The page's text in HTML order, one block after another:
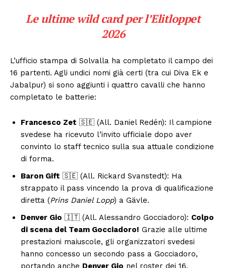
Le ultime wild card per l’Elitloppet
2026
L’ufficio stampa di Solvalla ha completato il campo dei
16 partenti. Agli undici nomi già certi (tra cui Diva Ek e
Jabalpur) si sono aggiunti i quattro cavalli che hanno
completato le batterie:
Francesco Zet 🇸🇪 (All. Daniel Redén): Il campione
svedese ha ricevuto l’invito ufficiale dopo aver
convinto lo staff tecnico sulla sua attuale condizione
di forma.
Baron Gift 🇸🇪 (All. Rickard Svanstedt): Ha
strappato il pass vincendo la prova di qualificazione
diretta (Prins Daniel Lopp) a Gävle.
Denver Gio 🇮🇹 (All. Alessandro Gocciadoro): Colpo
di scena del Team Gocciadoro! Grazie alle ultime
prestazioni maiuscole, gli organizzatori svedesi
hanno concesso un secondo pass a Gocciadoro,
portando anche Denver Gio nel roster dei 16.